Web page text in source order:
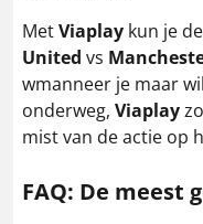
MetViaplay kun je
United vs
wmanneer je maar
onderweg, Viaplay
mist van de actie op
FAQ: De meest